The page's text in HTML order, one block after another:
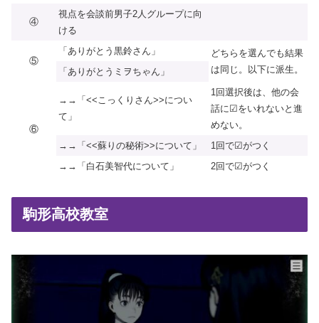
④
視点を会談前男子2人グループに向
ける
⑤
「ありがとう黒鈴さん」
どちらを選んでも結果
は同じ。以下に派生。
「ありがとうミヲちゃん」
⑥
→→「<<こっくりさん>>につい
て」
1回選択後は、他の会
話に☑をいれないと進
めない。
→→「<<蘇りの秘術>>について」
1回で☑がつく
→→「白石美智代について」
2回で☑がつく
駒形高校教室